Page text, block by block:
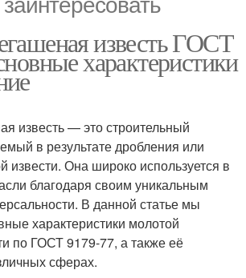
известь ГОСТ
характеристики
известь — это строительный
в результате дробления или
извести. Она широко используется в
благодаря своим уникальным
В данной статье мы
характеристики молотой
по ГОСТ 9179-77, а также её
сферах.